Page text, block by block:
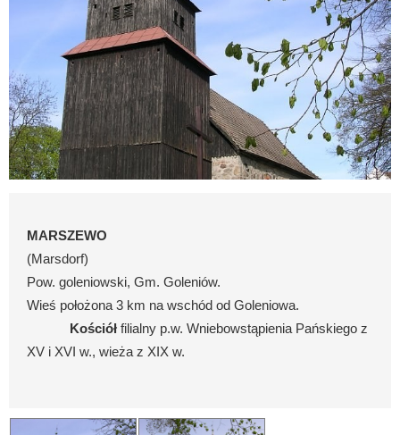
MARSZEWO
(Marsdorf)
Pow. goleniowski, Gm. Goleniów.
Wieś położona 3 km na wschód od Goleniowa.
Kościół filialny p.w. Wniebowstąpienia Pańskiego z
XV i XVI w., wieża z XIX w.